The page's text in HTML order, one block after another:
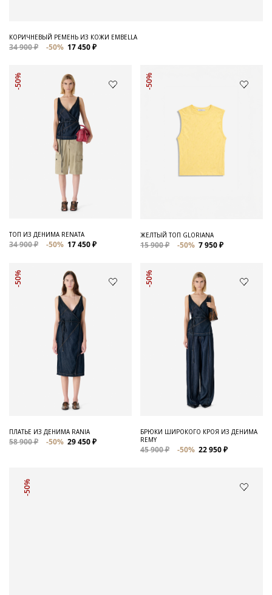
КОРИЧНЕВЫЙ РЕМЕНЬ ИЗ КОЖИ EMBELLA
34 900 ₽ -50% 17 450 ₽
-50%
ТОП ИЗ ДЕНИМА RENATA
34 900 ₽ -50% 17 450 ₽
-50%
ЖЕЛТЫЙ ТОП GLORIANA
15 900 ₽ -50% 7 950 ₽
-50%
ПЛАТЬЕ ИЗ ДЕНИМА RANIA
58 900 ₽ -50% 29 450 ₽
-50%
БРЮКИ ШИРОКОГО КРОЯ ИЗ ДЕНИМА
REMY
45 900 ₽ -50% 22 950 ₽
-50%